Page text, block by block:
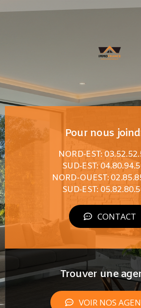
Pour nous
NORD-EST:
SUD-EST:
NORD-OUEST:
SUD-EST:
CONTACT
Trouver une
VOIR NOS